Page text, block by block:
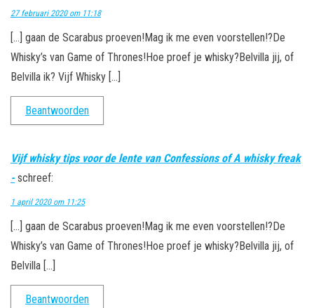
27 februari 2020 om 11:18
[…] gaan de Scarabus proeven!Mag ik me even voorstellen!?De
Whisky’s van Game of Thrones!Hoe proef je whisky?Belvilla jij, of
Belvilla ik? Vijf Whisky […]
Beantwoorden
Vijf whisky tips voor de lente van Confessions of A whisky freak
- schreef:
1 april 2020 om 11:25
[…] gaan de Scarabus proeven!Mag ik me even voorstellen!?De
Whisky’s van Game of Thrones!Hoe proef je whisky?Belvilla jij, of
Belvilla […]
Beantwoorden